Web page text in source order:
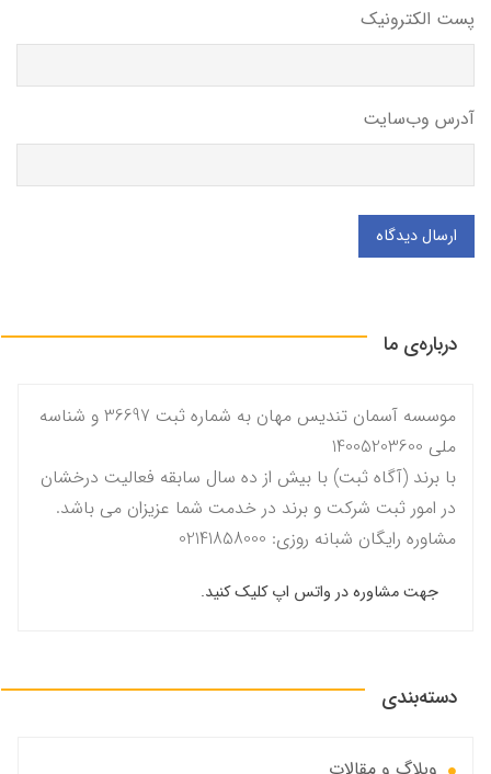
پست الکترونیک
آدرس وب‌سایت
ارسال دیدگاه
درباره‌ی ما
موسسه آسمان تندیس مهان به شماره ثبت 36697 و شناسه
ملی 14005203600
با برند (آگاه ثبت) با بیش از ده سال سابقه فعالیت درخشان
در امور ثبت شرکت و برند در خدمت شما عزیزان می باشد.
مشاوره رایگان شبانه روزی: 02141858000
جهت مشاوره در واتس اپ کلیک کنید.
دسته‌بندی